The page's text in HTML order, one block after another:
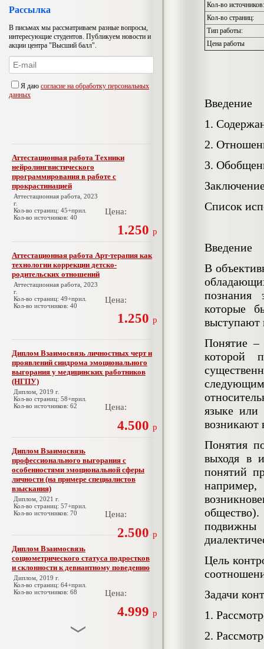
Рассылка
В письмах мы рассматриваем разные вопросы,
интересующие студентов. Публикуем новости и
акции центра "Высший балл".
Я даю согласие на обработку персональных
данных
Аттестационная работа Техники
нейролингвистического
программирования в работе с
прокрастинацией
Аттестационная работа, 2023
г.
Кол-во страниц: 45+прил.
Кол-во источников: 40
Цена:
1.250 р
Аттестационная работа Арт-терапия как
технологии коррекции детско-
родительских отношений
Аттестационная работа, 2023
г.
Кол-во страниц: 49+прил.
Кол-во источников: 40
Цена:
1.250 р
Диплом Взаимосвязь личностных черт и
проявлений синдрома эмоционального
выгорания у медицинских работников
(НГПУ)
Диплом, 2019 г.
Кол-во страниц: 58+прил.
Кол-во источников: 62
Цена:
4.500 р
Диплом Взаимосвязь
профессионального выгорания с
особенностями эмоциональной сферы
личности (на примере специалистов
взыскания)
Диплом, 2021 г.
Кол-во страниц: 57+прил.
Кол-во источников: 70
Цена:
2.500 р
Диплом Взаимосвязь
социометрического статуса подростков
и склонности к девиантному поведению
Диплом, 2019 г.
Кол-во страниц: 64+прил.
Кол-во источников: 68
Цена:
4.999 р
Кол-во источников:
Кол-во страниц:
Тип работы:
Цена работы
Введение
1.
2.
3.
Список
Введение
В
познания
которые
выступают
Понятие
которой
языке или
возникают
Понятия
выходя в
понятий
Цель
Задачи
1.
2.